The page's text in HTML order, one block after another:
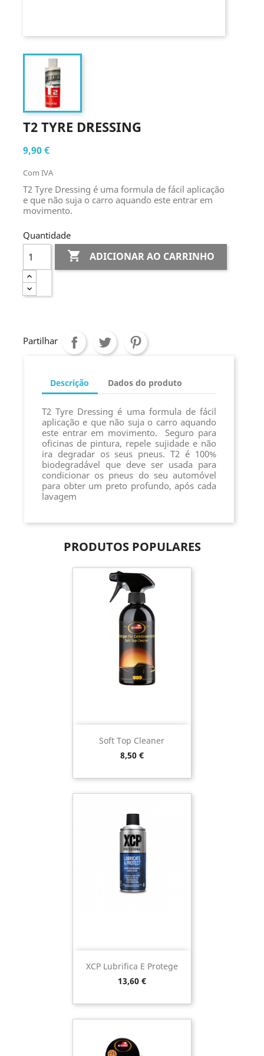
T2 TYRE DRESSING
9,90 €
Com IVA
T2 Tyre Dressing é uma formula de fácil aplicação
e que não suja o carro aquando este entrar em
movimento.
Quantidade
 ADICIONAR AO CARRINHO
Partilhar
Descrição Dados do produto
T2 Tyre Dressing é uma formula de fácil
aplicação e que não suja o carro aquando
este entrar em movimento.
Seguro para
oficinas de pintura, repele sujidade e não
ira degradar os seus pneus. T2 é 100%
biodegradável que deve ser usada para
condicionar os pneus do seu automóvel
para obter um preto profundo, após cada
lavagem
PRODUTOS POPULARES
Soft Top Cleaner
Preço
8,50 €
XCP Lubrifica E Protege
Preço
13,60 €